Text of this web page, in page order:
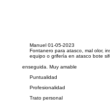
Manuel 01-05-2023
Fontanero para atasco, mal olor,
equipo o grifería en atasco bote
enseguida. Muy amable
Puntualidad
Profesionalidad
Trato personal